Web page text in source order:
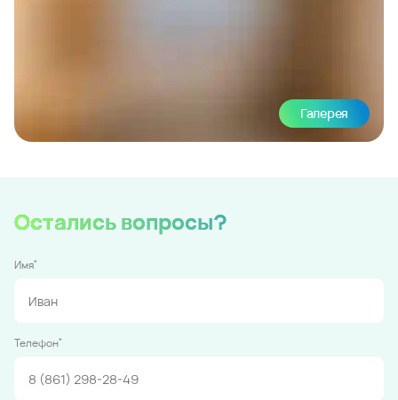
Галерея
Остались вопросы?
Имя*
Телефон*